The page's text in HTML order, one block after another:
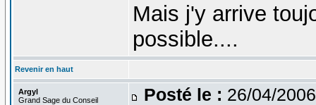
Mais j'y arrive
possible....
Revenir en haut
Argyl
Grand Sage du Conseil
Posté le : 26/04/